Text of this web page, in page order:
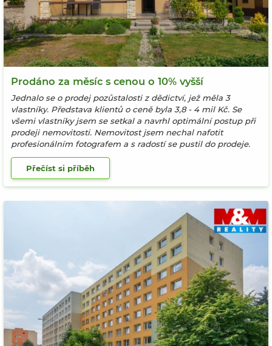
Prodáno za měsíc s cenou o 10% vyšší
Jednalo se o prodej pozůstalosti z dědictví, jež měla 3
vlastníky. Představa klientů o ceně byla 3,8 - 4 mil Kč. Se
všemi vlastníky jsem se setkal a navrhl optimální postup při
prodeji nemovitosti. Nemovitost jsem nechal nafotit
profesionálním fotografem a s radostí se pustil do prodeje.
Přečíst si příběh